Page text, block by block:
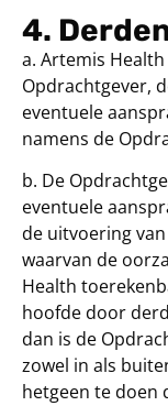
4.
a. Artemis
Opdrachtgever,
eventuele
namens de
b. De
eventuele
de uitvoering
waarvan de
Health
hoofde door
dan is de
zowel in als
hetgeen te doen